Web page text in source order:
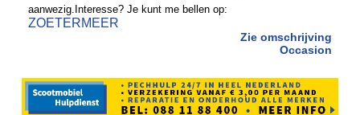
aanwezig.Interesse? Je kunt me bellen op:
0628403630Vriendelijke groet,Michel.
ZOETERMEER
Zie omschrijving
Occasion